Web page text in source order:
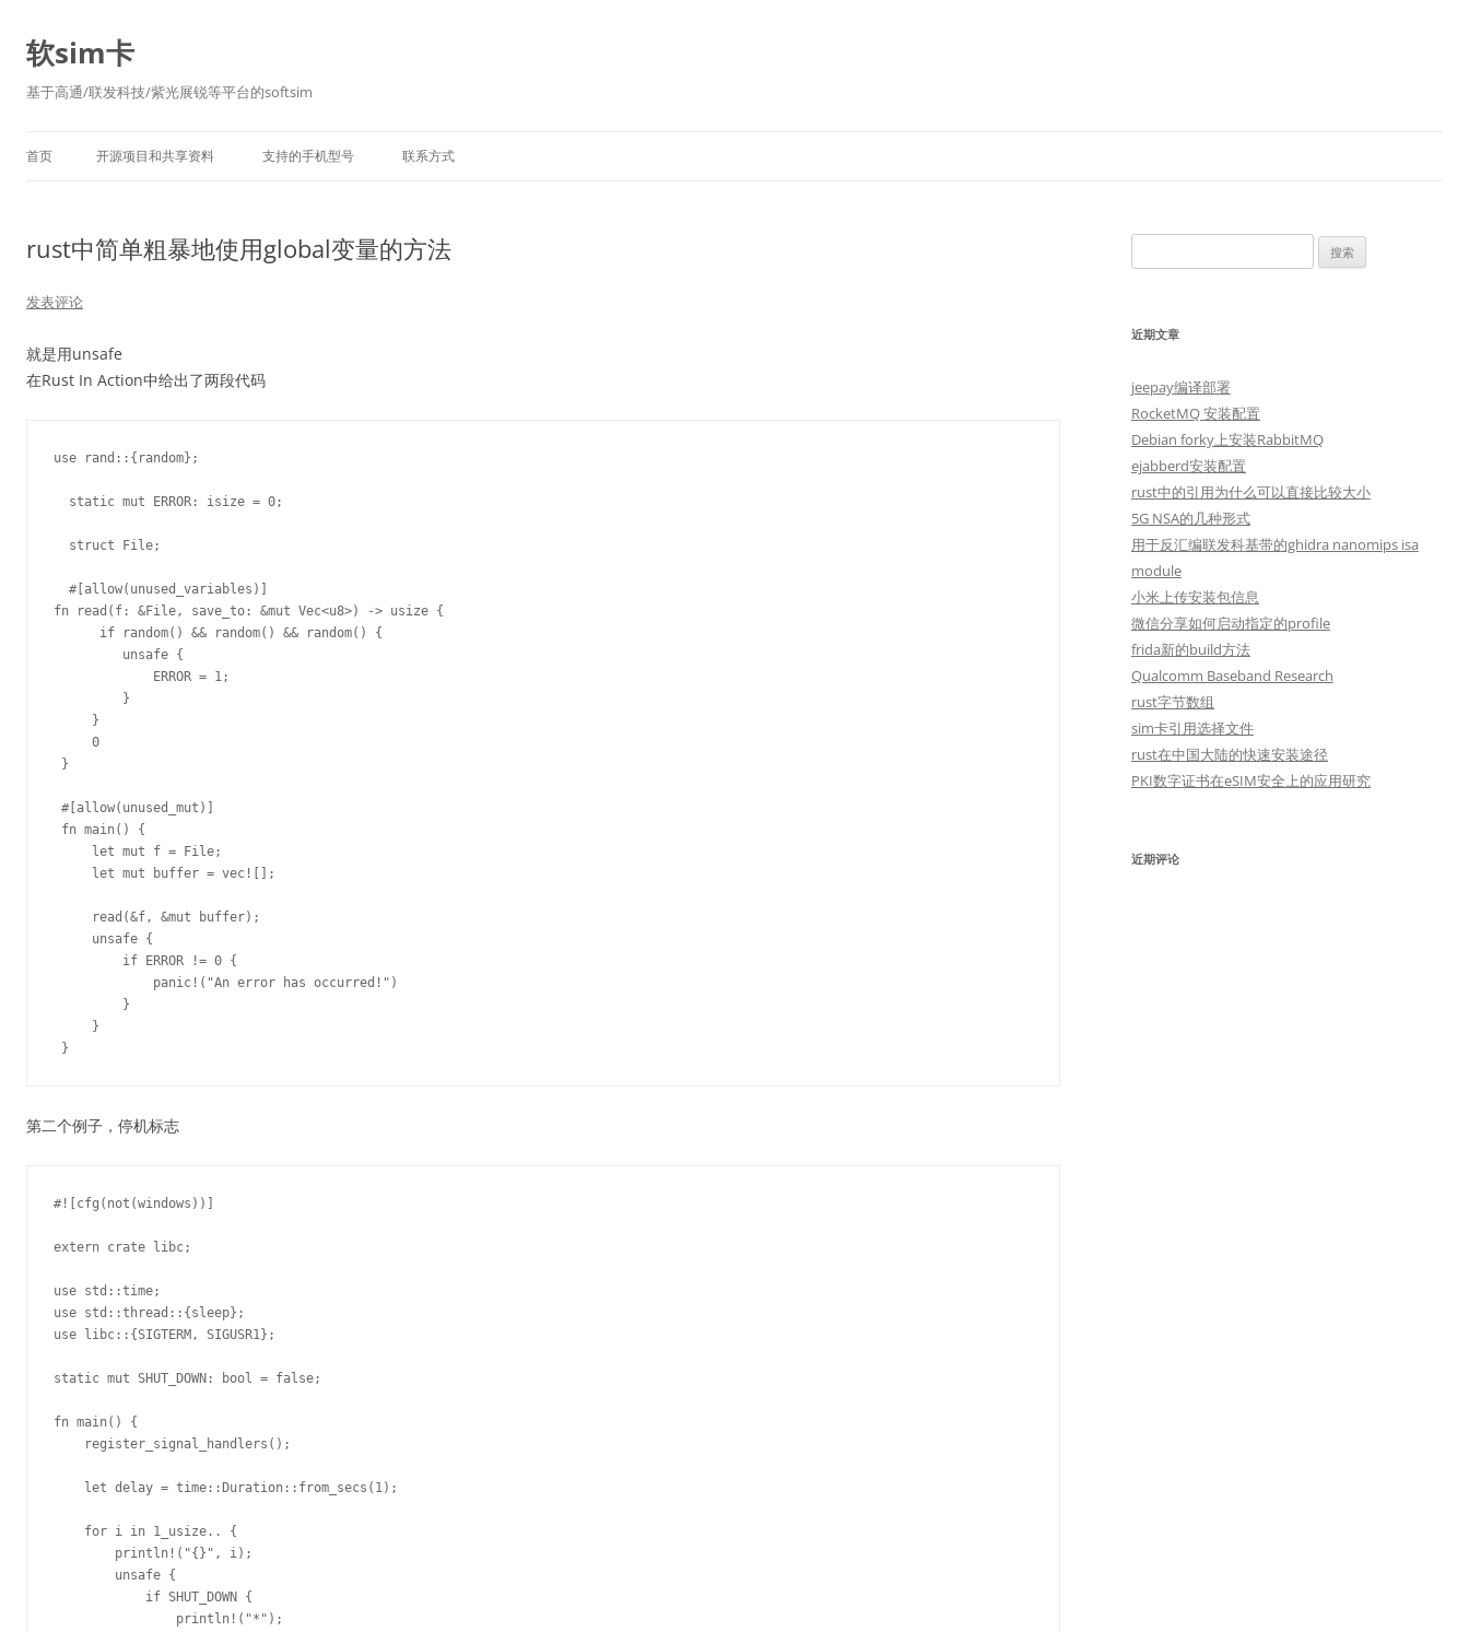
软sim卡
基于高通/联发科技/紫光展锐等平台的softsim
首页 开源项目和共享资料 支持的手机型号 联系方式
rust中简单粗暴地使用global变量的方法
发表评论
就是用unsafe
在Rust In Action中给出了两段代码
use rand::{random};
  static mut ERROR: isize = 0;
  struct File;
  #[allow(unused_variables)]
fn read(f: &File, save_to: &mut Vec<u8>) -> usize {
      if random() && random() && random() {
         unsafe {
             ERROR = 1;
         }
     }
     0
}
#[allow(unused_mut)]
fn main() {
     let mut f = File;
     let mut buffer = vec![];
     read(&f, &mut buffer);
     unsafe {
         if ERROR != 0 {
             panic!("An error has occurred!")
         }
     }
第二个例子，停机标志
#![cfg(not(windows))]
extern crate libc;
use std::time;
use std::thread::{sleep};
use libc::{SIGTERM, SIGUSR1};
static mut SHUT_DOWN: bool = false;
fn main() {
    register_signal_handlers();
    let delay = time::Duration::from_secs(1);
    for i in 1_usize.. {
        println!("{}", i);
        unsafe {
            if SHUT_DOWN {
                println!("*");
索：
近期文章
jeepay编译部署
RocketMQ 安装配置
Debian forky上安装RabbitMQ
ejabberd安装配置
rust中的引用为什么可以直接比较大小
5G NSA的几种形式
用于反汇编联发科基带的ghidra nanomips isa
module
小米上传安装包信息
微信分享如何启动指定的profile
frida新的build方法
Qualcomm Baseband Research
rust字节数组
sim卡引用选择文件
rust在中国大陆的快速安装途径
PKI数字证书在eSIM安全上的应用研究
近期评论